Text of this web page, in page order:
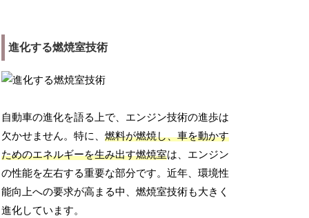
進化する燃焼室技術
自動車の進化を語る上で、エンジン技術の進歩は
欠かせません。特に、燃料が燃焼し、車を動かす
ためのエネルギーを生み出す燃焼室は、エンジン
の性能を左右する重要な部分です。近年、環境性
能向上への要求が高まる中、燃焼室技術も大きく
進化しています。